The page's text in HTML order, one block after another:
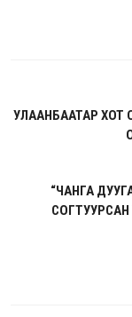
УЛААНБААТАР ХОТ
“ЧАНГА